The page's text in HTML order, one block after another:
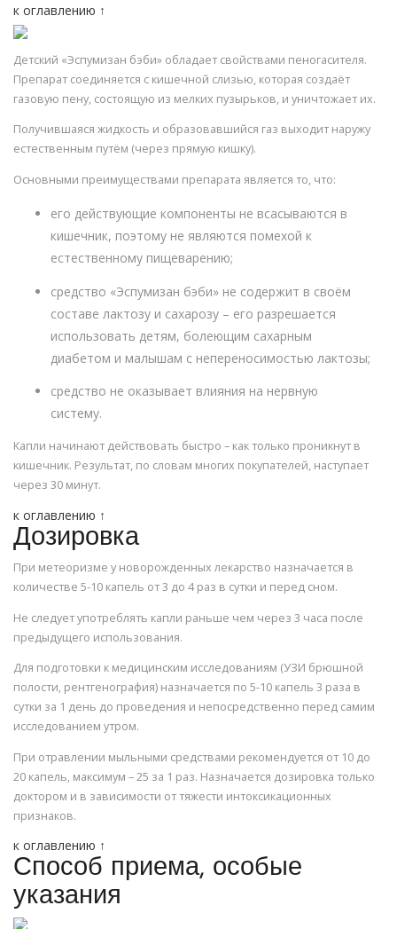
к оглавлению ↑
Детский «Эспумизан бэби» обладает свойствами пеногасителя.
Препарат соединяется с кишечной слизью, которая создаёт
газовую пену, состоящую из мелких пузырьков, и уничтожает их.
Получившаяся жидкость и образовавшийся газ выходит наружу
естественным путём (через прямую кишку).
Основными преимуществами препарата является то, что:
его действующие компоненты не всасываются в
кишечник, поэтому не являются помехой к
естественному пищеварению;
средство «Эспумизан бэби» не содержит в своём
составе лактозу и сахарозу – его разрешается
использовать детям, болеющим сахарным
диабетом и малышам с непереносимостью лактозы;
средство не оказывает влияния на нервную
систему.
Капли начинают действовать быстро – как только проникнут в
кишечник. Результат, по словам многих покупателей, наступает
через 30 минут.
к оглавлению ↑
Дозировка
При метеоризме у новорожденных лекарство назначается в
количестве 5-10 капель от 3 до 4 раз в сутки и перед сном.
Не следует употреблять капли раньше чем через 3 часа после
предыдущего использования.
Для подготовки к медицинским исследованиям (УЗИ брюшной
полости, рентгенография) назначается по 5-10 капель 3 раза в
сутки за 1 день до проведения и непосредственно перед самим
исследованием утром.
При отравлении мыльными средствами рекомендуется от 10 до
20 капель, максимум – 25 за 1 раз. Назначается дозировка только
доктором и в зависимости от тяжести интоксикационных
признаков.
к оглавлению ↑
Способ приема, особые
указания